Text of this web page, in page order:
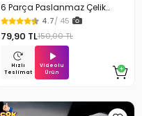
6 Parça Paslanmaz Çelik
Kulak Temizleme Seti
4.7/ 45
79,90 TL150,00 TL
Hızlı
Teslimat
Videolu
Ürün